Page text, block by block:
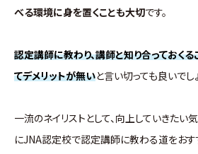
べる環境に身を置くことも大切です。
認定講師に教わり、講師と知り合っておくる
てデメリットが無いと言い切っても良いでし
一流のネイリストとして、向上していきたい
にJNA認定校で認定講師に教わる道をおす